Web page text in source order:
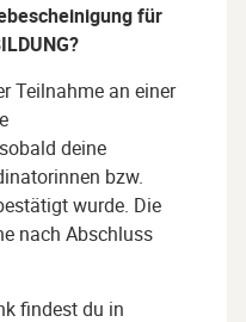
für
?
Teilnahme an einer
deine
bzw.
wurde. Die
nach Abschluss
findest du in